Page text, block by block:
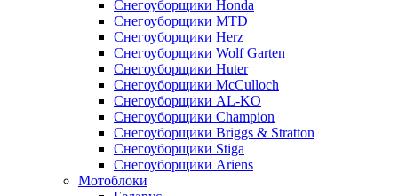
Снегоуборщики Honda
Снегоуборщики MTD
Снегоуборщики Herz
Снегоуборщики Wolf Garten
Снегоуборщики Huter
Снегоуборщики McCulloch
Снегоуборщики AL-KO
Снегоуборщики Champion
Снегоуборщики Briggs & Stratton
Снегоуборщики Stiga
Снегоуборщики Ariens
Мотоблоки